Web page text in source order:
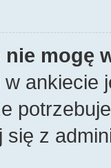
nie mogę
w ankiecie
się z